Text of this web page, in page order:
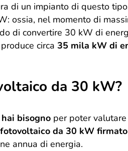
di un impianto di questo
ossia, nel momento di
di convertire 30 kW di
circa 35 mila kW di
da 30 kW?
bisogno per poter
da 30 kW
annua di energia.